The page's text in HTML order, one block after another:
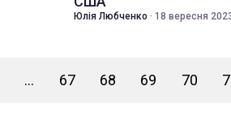
Юлія Любченко · 18 вересня
... 67 68 69 70